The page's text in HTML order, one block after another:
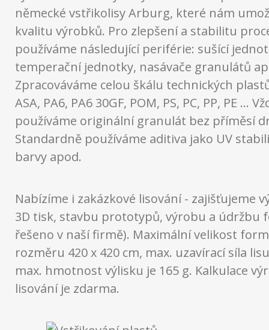
německé vstřikolisy Arburg, které nám
kvalitu výrobků. Pro zlepšení a stabilitu
používáme následující periférie: sušící
temperační jednotky, nasávače granulátů
Zpracováváme celou škálu technických
ASA, PA6, PA6 30GF, POM, PS, PC, PP, PE …
používáme originální granulát bez příměsí
Standardně používáme aditiva jako UV
barvy apod.
Nabízíme i zakázkové lisování - zajišťujeme
3D tisk, stavbu prototypů, výrobu a údržbu
řešeno v naší firmě). Maximální velikost
rozměru 420 x 420 cm, max. uzavírací síla
max. hmotnost výlisku je 165 g. Kalkulace
lisování je zdarma.